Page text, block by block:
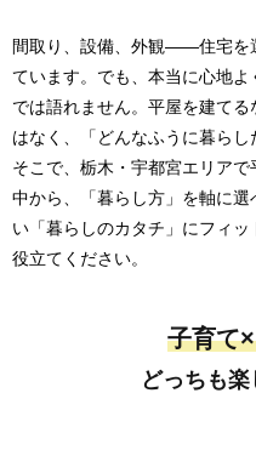
間取り、設備、外観――住宅を
ています。でも、本当に心地
では語れません。平屋を建て
はなく、「どんなふうに暮らし
そこで、栃木・宇都宮エリア
中から、「暮らし方」を軸に
い「暮らしのカタチ」にフィ
役立てください。
子育て
どっちも